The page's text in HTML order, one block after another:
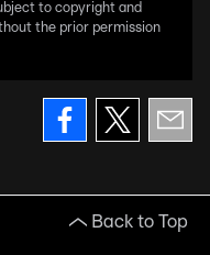
to copyright and
the prior permission
Back to Top